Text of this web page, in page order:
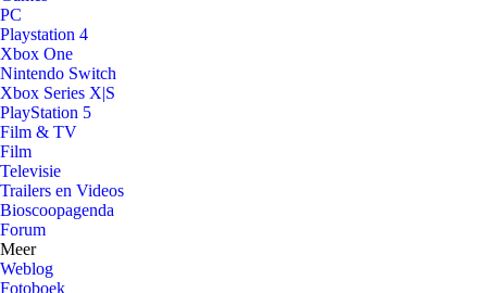
PC
Playstation 4
Xbox One
Nintendo Switch
Xbox Series X|S
PlayStation 5
Film & TV
Film
Televisie
Trailers en Videos
Bioscoopagenda
Forum
Meer
Weblog
Fotoboek